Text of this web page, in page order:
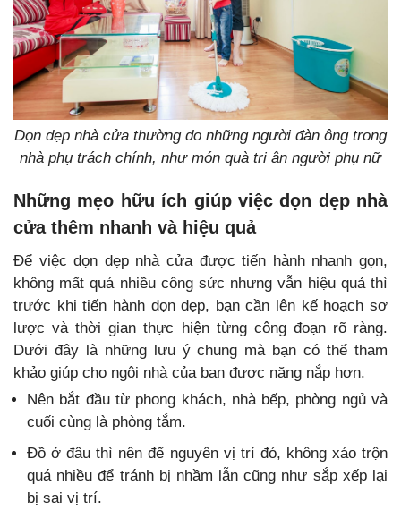
Dọn dẹp nhà cửa thường do những người đàn ông trong
nhà phụ trách chính, như món quà tri ân người phụ nữ
Những mẹo hữu ích giúp việc dọn dẹp nhà
cửa thêm nhanh và hiệu quả
Để việc dọn dẹp nhà cửa được tiến hành nhanh gọn,
không mất quá nhiều công sức nhưng vẫn hiệu quả thì
trước khi tiến hành dọn dẹp, bạn cần lên kế hoạch sơ
lược và thời gian thực hiện từng công đoạn rõ ràng.
Dưới đây là những lưu ý chung mà bạn có thể tham
khảo giúp cho ngôi nhà của bạn được năng nắp hơn.
Nên bắt đầu từ phong khách, nhà bếp, phòng ngủ và
cuối cùng là phòng tắm.
Đồ ở đâu thì nên để nguyên vị trí đó, không xáo trộn
quá nhiều để tránh bị nhầm lẫn cũng như sắp xếp lại
bị sai vị trí.